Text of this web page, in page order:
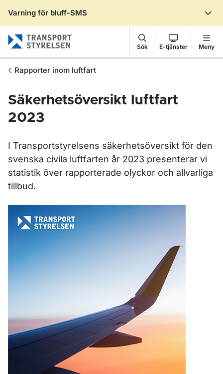
Varning för bluff-SMS
Sök E-tjänster Meny
Rapporter inom luftfart
Säkerhetsöversikt luftfart
2023
I Transportstyrelsens säkerhetsöversikt för den
svenska civila luftfarten år 2023 presenterar vi
statistik över rapporterade olyckor och allvarliga
tillbud.